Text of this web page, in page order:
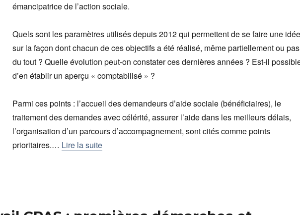
émancipatrice de l’action sociale.
Quels sont les paramètres utilisés depuis 2012 qui permettent de se faire une idée
sur la façon dont chacun de ces objectifs a été réalisé, même partiellement ou pas
du tout ? Quelle évolution peut-on constater ces dernières années ? Est-il
d’en établir un aperçu « comptabilisé » ?
Parmi ces points : l’accueil des demandeurs d’aide sociale (bénéficiaires), le
traitement des demandes avec célérité, assurer l’aide dans les meilleurs délais,
l’organisation d’un parcours d’accompagnement, sont cités comme points
prioritaires.… Lire la suite